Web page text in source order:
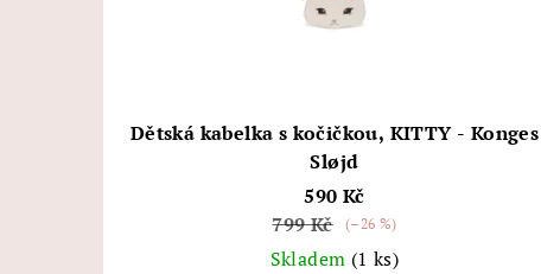
Dětská kabelka s kočičkou, KITTY - Konges
Sløjd
590 Kč
799 Kč
(–26 %)
Skladem (1 ks)